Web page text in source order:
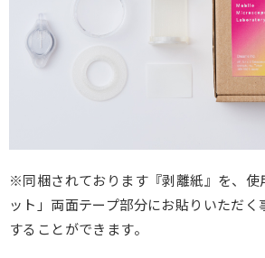
※同梱されております『剥離紙』を、使
ット」両面テープ部分にお貼りいただく
することができます。